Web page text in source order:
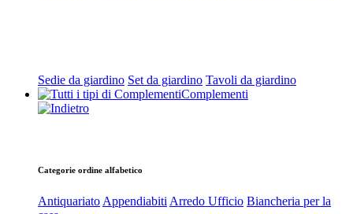
Sedie da giardino Set da giardino Tavoli da giardino
Complementi
Categorie ordine alfabetico
Antiquariato Appendiabiti Arredo Ufficio Biancheria per la